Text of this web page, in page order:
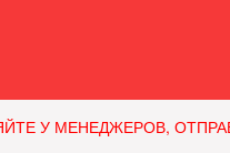
У МЕНЕДЖЕРОВ,